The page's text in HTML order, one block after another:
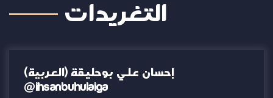
التغريدات
(العربية) إحسان علي بوحليقة
@ihsanbuhulaiga